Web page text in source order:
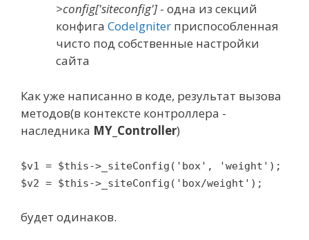
>config['siteconfig'] - одна из секций
конфига CodeIgniter приспособленная
чисто под собственные настройки
сайта
Как уже написанно в коде, результат вызова
методов(в контексте контроллера -
наследника MY_Controller)
$v1 = $this->_siteConfig('box', 'weight');
$v2 = $this->_siteConfig('box/weight');
будет одинаков.